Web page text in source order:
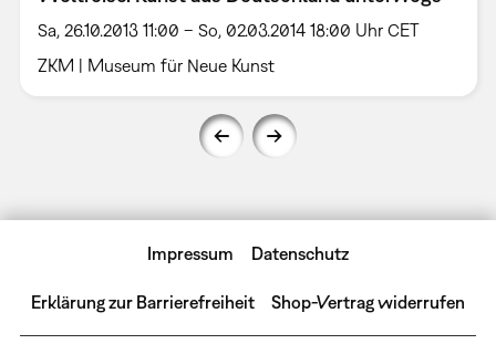
Sa, 26.10.2013 11:00 – So, 02.03.2014 18:00 Uhr CET
ZKM | Museum für Neue Kunst
Impressum Datenschutz
Erklärung zur Barrierefreiheit Shop-Vertrag widerrufen